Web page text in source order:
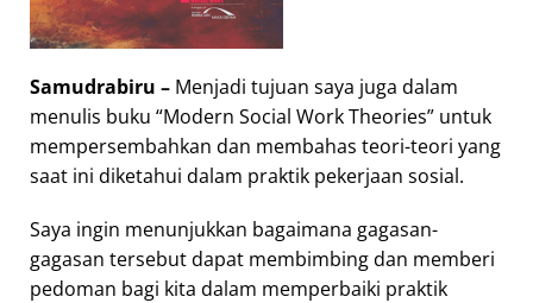
Samudrabiru – Menjadi tujuan saya juga dalam
menulis buku “Modern Social Work Theories” untuk
mempersembahkan dan membahas teori-teori yang
saat ini diketahui dalam praktik pekerjaan sosial.
Saya ingin menunjukkan bagaimana gagasan-
gagasan tersebut dapat membimbing dan memberi
pedoman bagi kita dalam memperbaiki praktik